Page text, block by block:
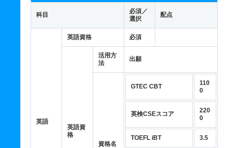
科目
必須／
選択
配点
英語
英語資格 必須
英語資
格
活用方
法
出願
資格名
GTEC CBT
110
0
英検CSEスコア
220
0
TOEFL iBT 3.5